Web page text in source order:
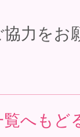
力をお
覧へもど